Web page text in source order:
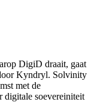
DigiD draait, gaat
Kyndryl. Solvinity
met de
digitale soevereiniteit